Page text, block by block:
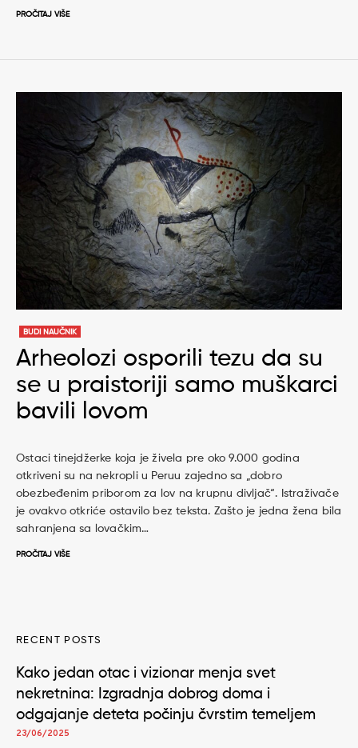
PROČITAJ VIŠE
BUDI NAUČNIK
Arheolozi osporili tezu da su
se u praistoriji samo muškarci
bavili lovom
Ostaci tinejdžerke koja je živela pre oko 9.000 godina
otkriveni su na nekropli u Peruu zajedno sa „dobro
obezbeđenim priborom za lov na krupnu divljač“. Istraživače
je ovakvo otkriće ostavilo bez teksta. Zašto je jedna žena bila
sahranjena sa lovačkim…
PROČITAJ VIŠE
RECENT POSTS
Kako jedan otac i vizionar menja svet
nekretnina: Izgradnja dobrog doma i
odgajanje deteta počinju čvrstim temeljem
23/06/2025